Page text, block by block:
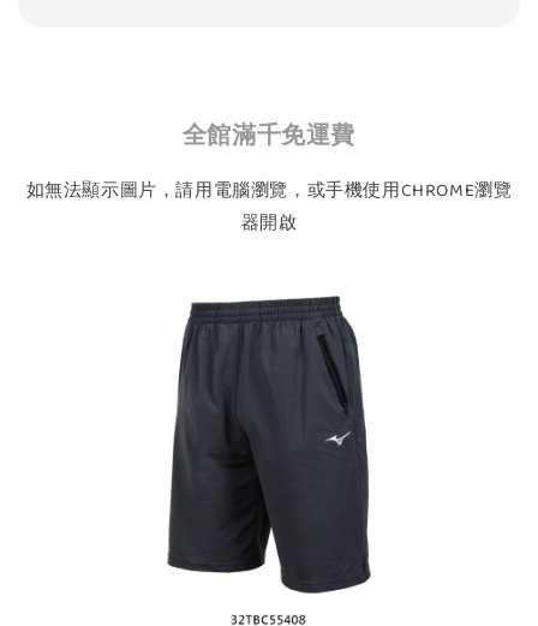
全館滿千免運費
如無法顯示圖片，請用電腦瀏覽，或手機使用CHROME瀏覽
器開啟